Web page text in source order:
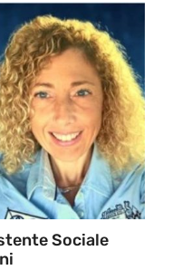
Sociale